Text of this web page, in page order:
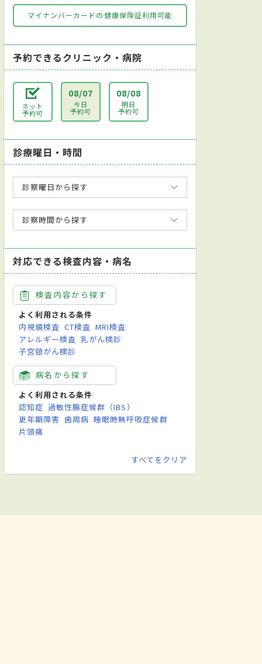
マイナンバーカードの健康保険証利用可能
予約できるクリニック・病院
ネット
予約可
08/07
今日
予約可
08/08
明日
予約可
診療曜日・時間
診察曜日から探す
診察時間から探す
対応できる検査内容・病名
検査内容から探す
よく利用される条件
内視鏡検査 CT検査 MRI検査
アレルギー検査 乳がん検診
子宮頸がん検診
病名から探す
よく利用される条件
認知症 過敏性腸症候群（IBS）
更年期障害 歯周病 睡眠時無呼吸症候群
片頭痛
すべてをクリア